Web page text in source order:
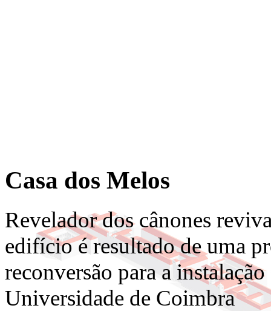
Casa dos Melos
Revelador dos cânones
edifício é resultado de uma
reconversão para a
Universidade de Coimbra